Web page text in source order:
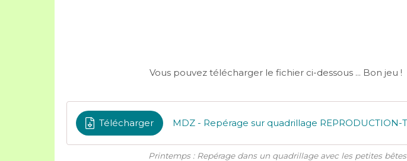
Vous pouvez télécharger le fichier ci-dessous ... Bon jeu !
Télécharger
Printemps : Repérage dans un quadrillage avec les petites bêtes